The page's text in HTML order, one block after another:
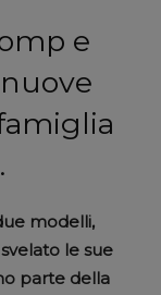
e
modelli,
le sue
parte della